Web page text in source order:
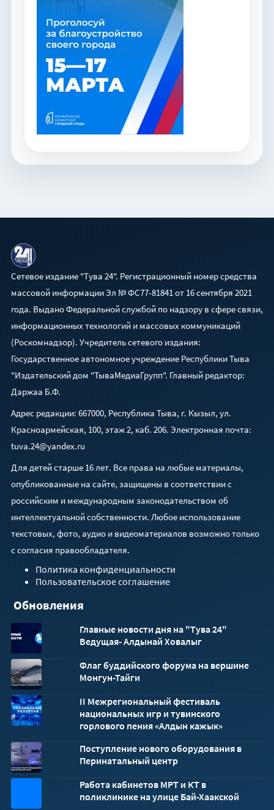
Сетевое издание "Тува 24". Регистрационный номер средства
массовой информации Эл № ФС77-81841 от 16 сентября 2021
года. Выдано Федеральной службой по надзору в сфере связи,
информационных технологий и массовых коммуникаций
(Роскомнадзор). Учредитель сетевого издания:
Государственное автономное учреждение Республики Тыва
"Издательский дом "ТываМедиаГрупп". Главный редактор:
Даржаа Б.Ф.
Адрес редакции: 667000, Республика Тыва, г. Кызыл, ул.
Красноармейская, 100, этаж 2, каб. 206. Электронная почта:
tuva.24@yandex.ru
Для детей старше 16 лет. Все права на любые материалы,
опубликованные на сайте, защищены в соответствии с
российским и международным законодательством об
интеллектуальной собственности. Любое использование
текстовых, фото, аудио и видеоматериалов возможно только
с согласия правообладателя.
Политика конфиденциальности
Пользовательское соглашение
Обновления
Главные новости дня на "Тува 24"
Ведущая- Алдынай Ховалыг
Флаг буддийского форума на вершине
Монгун-Тайги
II Межрегиональный фестиваль
национальных игр и тувинского
горлового пения «Алдын кажык»
Поступление нового оборудования в
Перинатальный центр
Работа кабинетов МРТ и КТ в
поликлинике на улице Бай-Хаакской